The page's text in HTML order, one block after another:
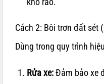
Cách 2: Bôi trơn đất sét
Dùng trong quy trình
Rửa xe:Đảm bảo xe